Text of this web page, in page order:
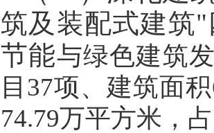
筑及装配式建筑
节能与绿色建筑
目 37项、建筑面积
74.79万平方米，